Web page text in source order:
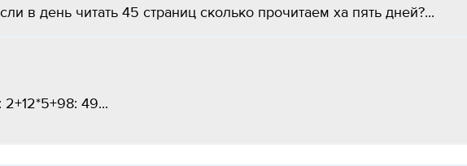
в день читать 45 страниц сколько прочитаем ха пять дней?...
49...